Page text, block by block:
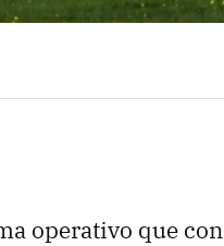
operativo que con